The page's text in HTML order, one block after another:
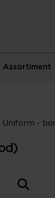
Assortiment